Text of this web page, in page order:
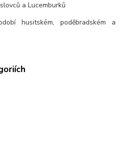
a Lucemburků
husitském, poděbradském a